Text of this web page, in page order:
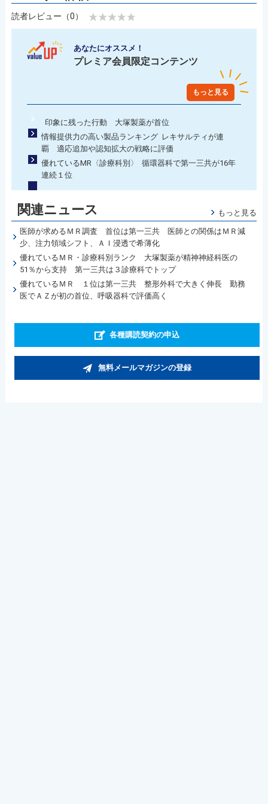
読者レビュー（0）
あなたにオススメ！
プレミア会員限定コンテンツ
もっと見る
印象に残った行動 大塚製薬が首位
情報提供力の高い製品ランキング レキサルティが連
覇 適応追加や認知拡大の戦略に評価
優れているMR〈診療科別〉 循環器科で第一三共が16年
連続１位
関連ニュース もっと見る
医師が求めるＭＲ調査 首位は第一三共 医師との関係はＭＲ減
少、注力領域シフト、ＡＩ浸透で希薄化
優れているＭＲ・診療科別ランク 大塚製薬が精神神経科医の
51％から支持 第一三共は３診療科でトップ
優れているＭＲ １位は第一三共 整形外科で大きく伸長 勤務
医でＡＺが初の首位、呼吸器科で評価高く
各種購読契約の申込
無料メールマガジンの登録